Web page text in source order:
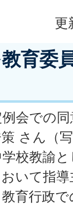
更
育委
会での
さん（
校教諭
いて指
育行政